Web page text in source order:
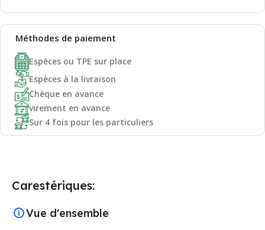
Méthodes de paiement
Espèces ou TPE sur place
Espèces à la livraison
Chèque en avance
virement en avance
Sur 4 fois pour les particuliers
Carestériques:
Vue d'ensemble